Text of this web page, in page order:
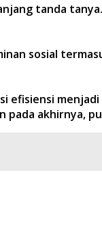
tanda
sosial
efisiensi
akhirnya,